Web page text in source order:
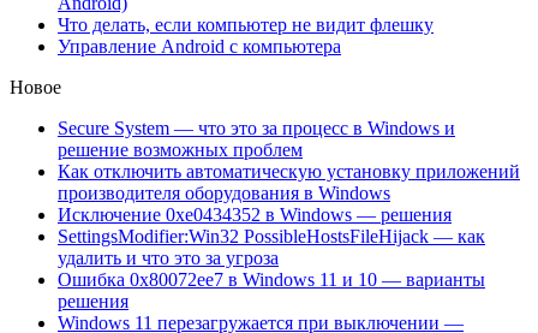
Что делать, если компьютер не видит флешку
Управление Android с компьютера
Новое
Secure System — что это за процесс в Windows и
решение возможных проблем
Как отключить автоматическую установку приложений
производителя оборудования в Windows
Исключение 0xe0434352 в Windows — решения
SettingsModifier:Win32 PossibleHostsFileHijack — как
удалить и что это за угроза
Ошибка 0x80072ee7 в Windows 11 и 10 — варианты
решения
Windows 11 перезагружается при выключении —